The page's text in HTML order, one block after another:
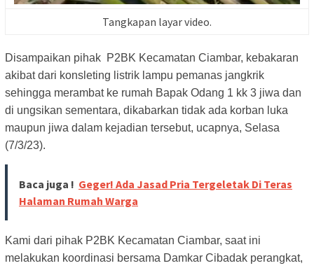
Tangkapan layar video.
Disampaikan pihak P2BK Kecamatan Ciambar, kebakaran
akibat dari konsleting listrik lampu pemanas jangkrik
sehingga merambat ke rumah Bapak Odang 1 kk 3 jiwa dan
di ungsikan sementara, dikabarkan tidak ada korban luka
maupun jiwa dalam kejadian tersebut, ucapnya, Selasa
(7/3/23).
Baca juga ! Geger! Ada Jasad Pria Tergeletak Di Teras
Halaman Rumah Warga
Kami dari pihak P2BK Kecamatan Ciambar, saat ini
melakukan koordinasi bersama Damkar Cibadak perangkat,